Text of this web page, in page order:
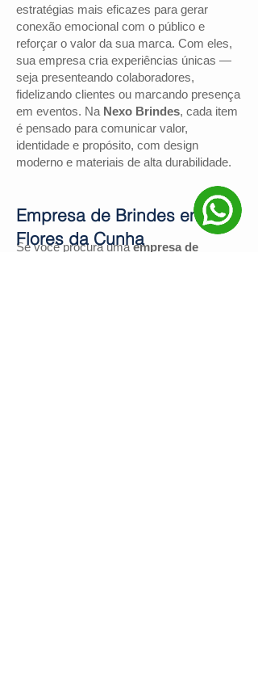
estratégias mais eficazes para gerar
conexão emocional com o público e
reforçar o valor da sua marca. Com eles,
sua empresa cria experiências únicas —
seja presenteando colaboradores,
fidelizando clientes ou marcando presença
em eventos. Na Nexo Brindes, cada item
é pensado para comunicar valor,
identidade e propósito, com design
moderno e materiais de alta durabilidade.
Se você procura umaempresa de
Empresa de Brindes em
Flores da Cunha